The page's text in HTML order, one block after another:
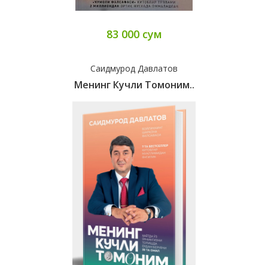
83 000 сум
Саидмурод Давлатов
Менинг Кучли Томоним..